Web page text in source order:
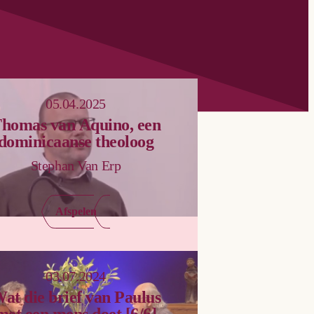
05.04.2025
van Aquino, een
theoloog
Stephan Van Erp
Afspelen
03.07.2024
die brief van Paulus